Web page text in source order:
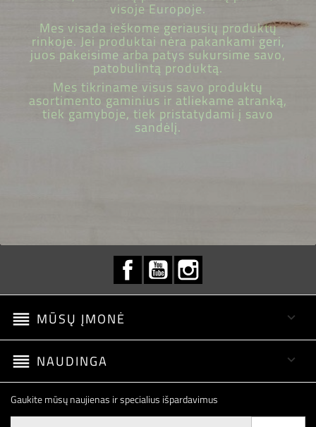
visoje Europoje.
Mes visada ieškome geriausių produktų
rinkoje. Jei produktai nėra pakankami geri,
juos pakeisime arba patys sukursime savo,
patobulintą produktą.
Mes tikriname visus savo produktų
asortimento gaminius ir atliekame atranką,
tiek gamyboje, tiek pristatydami į savo
sandėlį.
FacebookYouTube
reorder MŪSŲ ĮMONĖ 
reorder NAUDINGA 
Gaukite mūsų naujienas ir specialius išpardavimus